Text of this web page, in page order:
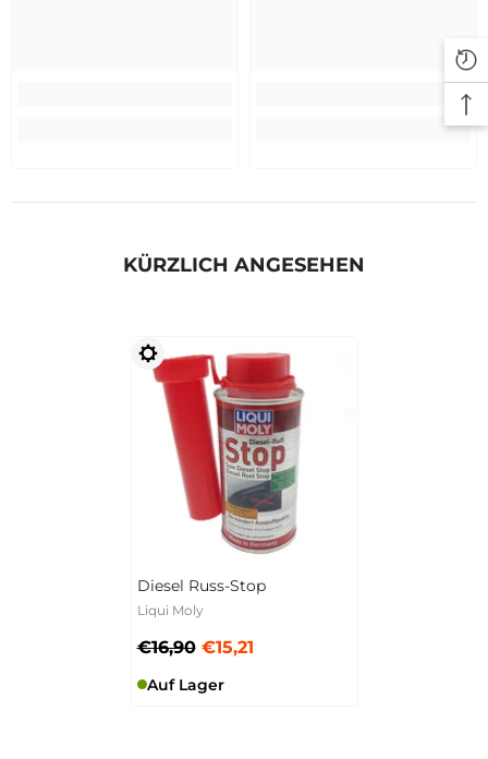
KÜRZLICH ANGESEHEN
Diesel Russ-Stop
Liqui Moly
€16,90 €15,21
Auf Lager